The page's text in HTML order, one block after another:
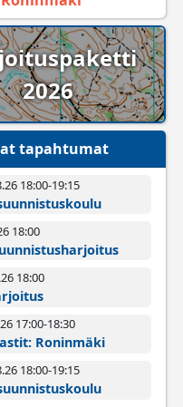
2026
tapahtumat
18:00­-19:15
18:00­
18:00­
17:00­-18:30
Roninmäki
18:00­-19:15